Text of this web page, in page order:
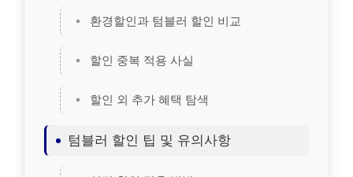
환경할인과 텀블러 할인 비교
할인 중복 적용 사실
할인 외 추가 혜택 탐색
텀블러 할인 팁 및 유의사항